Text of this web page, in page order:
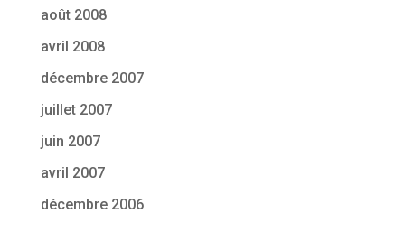
août 2008
avril 2008
décembre 2007
juillet 2007
juin 2007
avril 2007
décembre 2006